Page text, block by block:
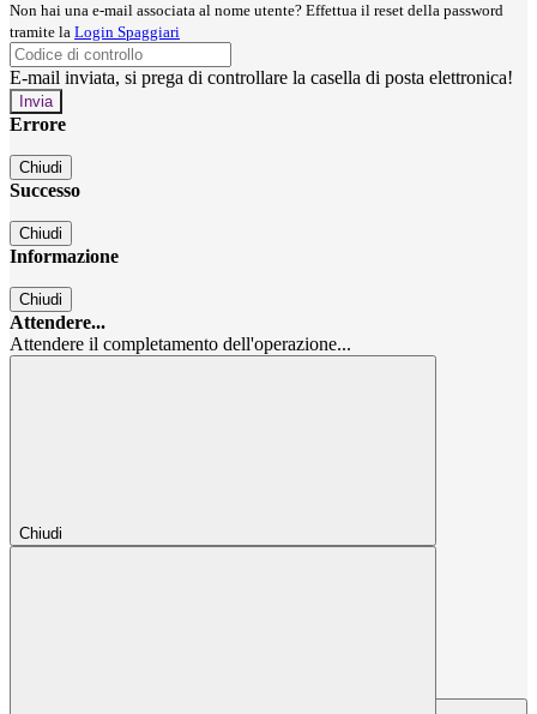
Non hai una e-mail associata al nome utente? Effettua il reset della password
tramite la Login Spaggiari
E-mail inviata, si prega di controllare la casella di posta elettronica!
Errore
Chiudi
Successo
Chiudi
Informazione
Chiudi
Attendere...
Attendere il completamento dell'operazione...
Chiudi